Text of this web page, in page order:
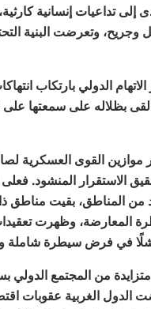
إلى تداعيات إنسانية
وجريح، وتعرضت البنية
الدولي بارتكاب
بظلاله على سمعتها
موازين القوى العسكرية
الاستقرار المنشود.
من المناطق، بقيت مناطق
المعارضة، وظهرت
في فرض سيطرة شاملة
من المجتمع الدولي
الغربية عقوبات